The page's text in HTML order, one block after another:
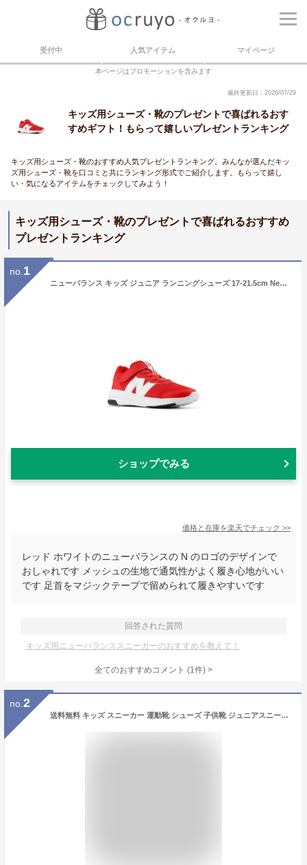
受付中 人気アイテム マイページ
本ページはプロモーションを含みます
最終更新日：2026/07/29
キッズ用シューズ・靴のプレゼントで喜ばれるおす
すめギフト！もらって嬉しいプレゼントランキング
キッズ用シューズ・靴のおすすめ人気プレゼントランキング。みんなが選んだキッ
ズ用シューズ・靴を口コミと共にランキング形式でご紹介します。もらって嬉し
い・気になるアイテムをチェックしてみよう！
キッズ用シューズ・靴のプレゼントで喜ばれるおすすめ
プレゼントランキング
no. 1
ニューバランス キッズ ジュニア ランニングシューズ 17-21.5cm Newbalance 578 子供靴 スニーカー ゴム紐 キッズスニーカー 子ども 男の子 女の子 運動靴 小学生 小学校 体育 陸上 通学靴 普段履き カジュアル こども ブランド 570後継 くつ/PT578-RD
ショップでみる
価格と在庫を楽天でチェック >>
レッド ホワイトのニューバランスの N のロゴのデザインで
おしゃれです メッシュの生地で通気性がよく履き心地がいい
です 足首をマジックテープで留められて履きやすいです
回答された質問
キッズ用ニューバランススニーカーのおすすめを教えて！
全てのおすすめコメント (1件) >
no. 2
送料無料 キッズ スニーカー 運動靴 シューズ 子供靴 ジュニアスニーカー 運動靴 キッズスニーカー 運動靴 ニューバランス NEWBALANCE 313/子ども 17-21.5cm 男の子 女の子 くつ 通学 通園 小学生 スポーティカジュアル おしゃれ 男児 女児/PO313-W-MAIN